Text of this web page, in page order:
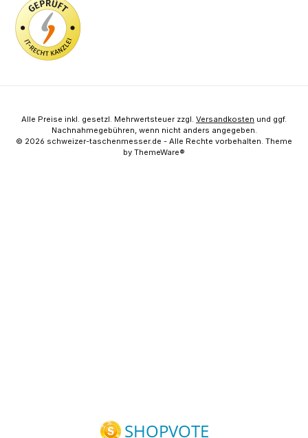
Alle Preise inkl. gesetzl. Mehrwertsteuer zzgl. Versandkosten und ggf.
Nachnahmegebühren, wenn nicht anders angegeben.
© 2026 schweizer-taschenmesser.de - Alle Rechte vorbehalten. Theme
by ThemeWare®